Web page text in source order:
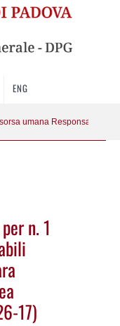
ENG
umana Responsabili
n. 1
17)